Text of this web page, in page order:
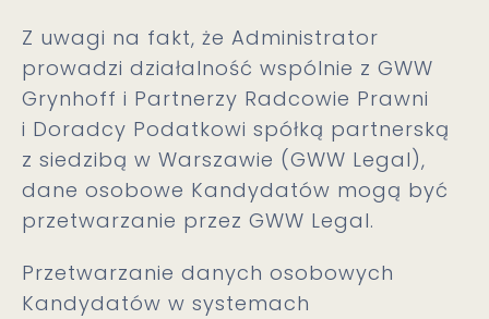
Z uwagi na fakt, że Administrator
prowadzi działalność wspólnie z GWW
Grynhoff i Partnerzy Radcowie Prawni
i Doradcy Podatkowi spółką partnerską
z siedzibą w Warszawie (GWW Legal),
dane osobowe Kandydatów mogą być
przetwarzanie przez GWW Legal.
Przetwarzanie danych osobowych
Kandydatów w systemach